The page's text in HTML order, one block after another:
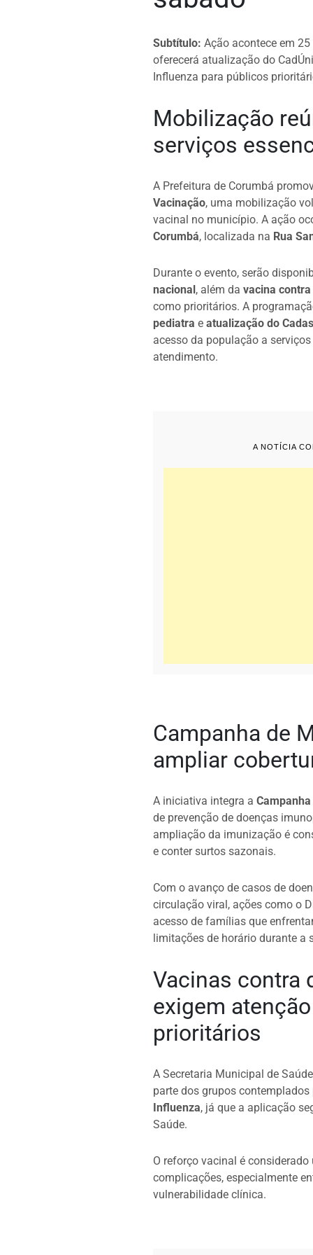
Subtítulo: Ação acontece em
oferecerá atualização do
Influenza para públicos
Mobilização
serviços
A Prefeitura de Corumbá
Vacinação, uma mobilização
vacinal no município. A ação
Corumbá, localizada na Rua
Durante o evento, serão
nacional , além da vacina
como prioritários. A
pediatra e atualização do
acesso da população a
atendimento.
A NOTÍCIA
Campanha de
ampliar
A iniciativa integra a
de prevenção de doenças
ampliação da imunização é
e conter surtos sazonais.
Com o avanço de casos de
circulação viral, ações como o
acesso de famílias que
limitações de horário durante a
Vacinas contra
exigem
prioritários
A Secretaria Municipal de
parte dos grupos
Influenza, já que a aplicação
Saúde.
O reforço vacinal é
complicações, especialmente
vulnerabilidade clínica.